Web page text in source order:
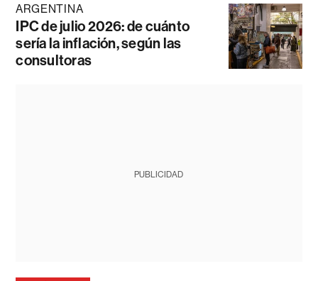
ARGENTINA
IPC de julio 2026: de cuánto
sería la inflación, según las
consultoras
PUBLICIDAD